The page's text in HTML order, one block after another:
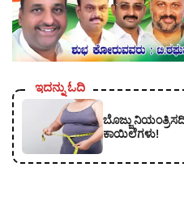
ಇದನ್ನು ಓದಿ
ಬೊಜ್ಜು
ಕಾಯಿಲೆಗಳು!